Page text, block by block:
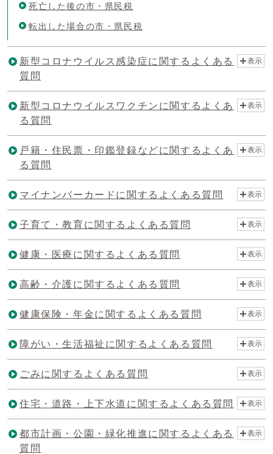
死亡した後の市・県民税
転出した場合の市・県民税
新型コロナウイルス感染症に関するよくある
質問
表示
新型コロナウイルスワクチンに関するよくあ
る質問
表示
戸籍・住民票・印鑑登録などに関するよくあ
る質問
表示
マイナンバーカードに関するよくある質問 表示
子育て・教育に関するよくある質問 表示
健康・医療に関するよくある質問 表示
高齢・介護に関するよくある質問 表示
健康保険・年金に関するよくある質問 表示
障がい・生活福祉に関するよくある質問 表示
ごみに関するよくある質問 表示
住宅・道路・上下水道に関するよくある質問 表示
都市計画・公園・緑化推進に関するよくある
質問
表示